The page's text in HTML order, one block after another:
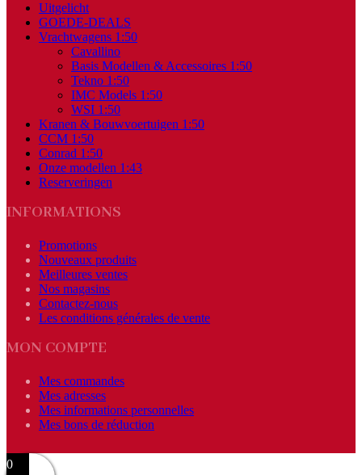
Uitgelicht
GOEDE-DEALS
Vrachtwagens 1:50
Cavallino
Basis Modellen & Accessoires 1:50
Tekno 1:50
IMC Models 1:50
WSI 1:50
Kranen & Bouwvoertuigen 1:50
CCM 1:50
Conrad 1:50
Onze modellen 1:43
Reserveringen
INFORMATIONS
Promotions
Nouveaux produits
Meilleures ventes
Nos magasins
Contactez-nous
Les conditions générales de vente
MON COMPTE
Mes commandes
Mes adresses
Mes informations personnelles
Mes bons de réduction
0